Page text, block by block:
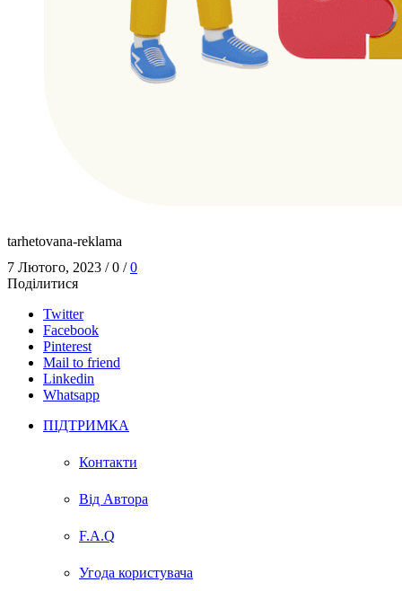
tarhetovana-reklama
7 Лютого, 2023 / 0 / 0
Поділитися
Twitter
Facebook
Pinterest
Mail to friend
Linkedin
Whatsapp
ПІДТРИМКА
Контакти
Від Автора
F.A.Q
Угода користувача